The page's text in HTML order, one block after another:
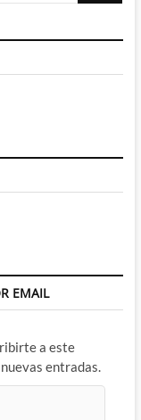
EMAIL
a este
entradas.